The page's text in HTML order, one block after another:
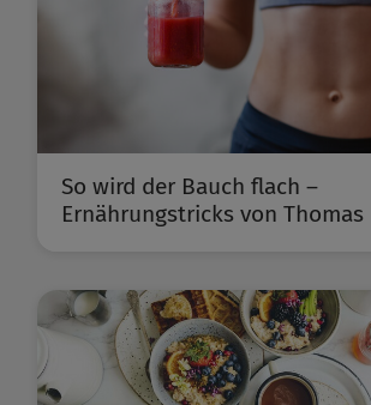
So wird der Bauch flach –
Ernährungstricks von